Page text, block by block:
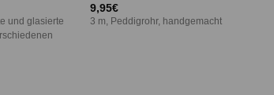
und glasierte
9,95€
3 m, Peddigrohr, handgemacht